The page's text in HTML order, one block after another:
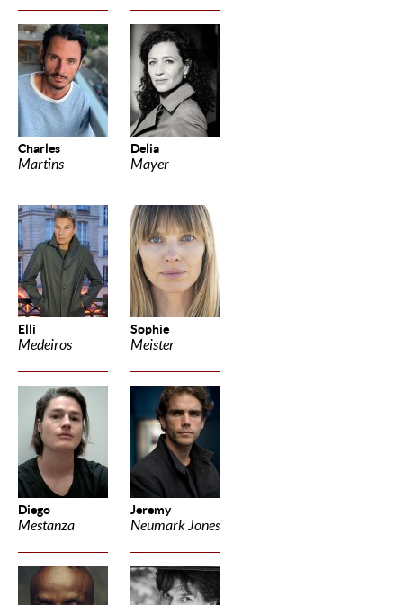
Charles
Martins
Delia
Mayer
Elli
Medeiros
Sophie
Meister
Diego
Mestanza
Jeremy
Neumark Jones